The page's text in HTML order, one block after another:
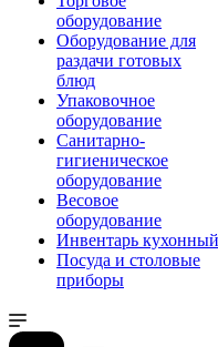
оборудование
Оборудование для
раздачи готовых
блюд
Упаковочное
оборудование
Санитарно-
гигиеническое
оборудование
Весовое
оборудование
Инвентарь кухонный
Посуда и столовые
приборы